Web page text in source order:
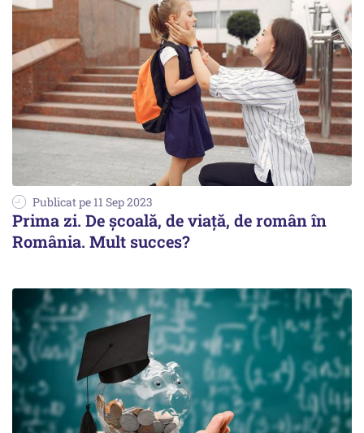
Publicat pe 11 Sep 2023
Prima zi. De școală, de viață, de român în
România. Mult succes?